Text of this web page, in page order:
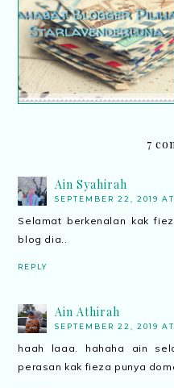
Sahabat blogger pilihan
Starlavenderluna :
Shalimar Yusof
7
Ain Syahirah
SEPTEMBER 22, 2019
Selamat berkenalan kak
blog dia..
REPLY
Ain Athirah
SEPTEMBER 22, 2019
haah laaa. hahaha ain
perasan kak fieza punya